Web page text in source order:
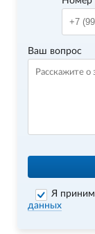
Ваш вопрос
Я
данных